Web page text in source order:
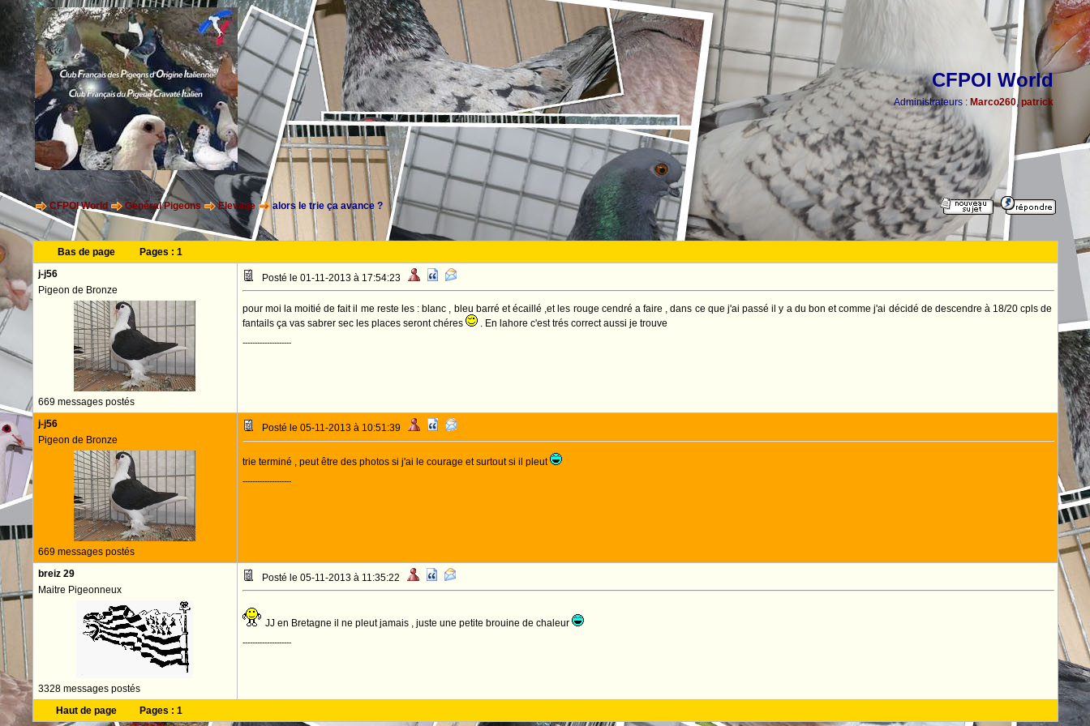
CFPOI World
Administrateurs : Marco260, patrick
CFPOI World Général Pigeons Elevage alors le trie ça avance ?
Bas de page Pages : 1
j-j56
Pigeon de Bronze
669 messages postés
Posté le 01-11-2013 à 17:54:23
pour moi la moitié de fait il me reste les : blanc , bleu barré et écaillé ,et les rouge cendré a faire , dans ce que j'ai passé il y a du bon et comme j'ai décidé de descendre à 18/20 cpls de
fantails ça vas sabrer sec les places seront chéres
. En lahore c'est trés correct aussi je trouve
--------------------
j-j56
Pigeon de Bronze
669 messages postés
Posté le 05-11-2013 à 10:51:39
trie terminé , peut être des photos si j'ai le courage et surtout si il pleut
--------------------
breiz 29
Maitre Pigeonneux
3328 messages postés
Posté le 05-11-2013 à 11:35:22
JJ en Bretagne il ne pleut jamais , juste une petite brouine de chaleur
--------------------
Haut de page Pages : 1